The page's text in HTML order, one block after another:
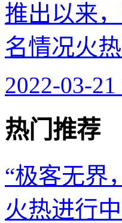
推出以来
名情况火
2022-03-
热门推荐
“极客无界
火热进行